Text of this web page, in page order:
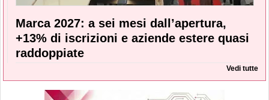
Marca 2027: a sei mesi dall’apertura,
+13% di iscrizioni e aziende estere quasi
raddoppiate
Vedi tutte